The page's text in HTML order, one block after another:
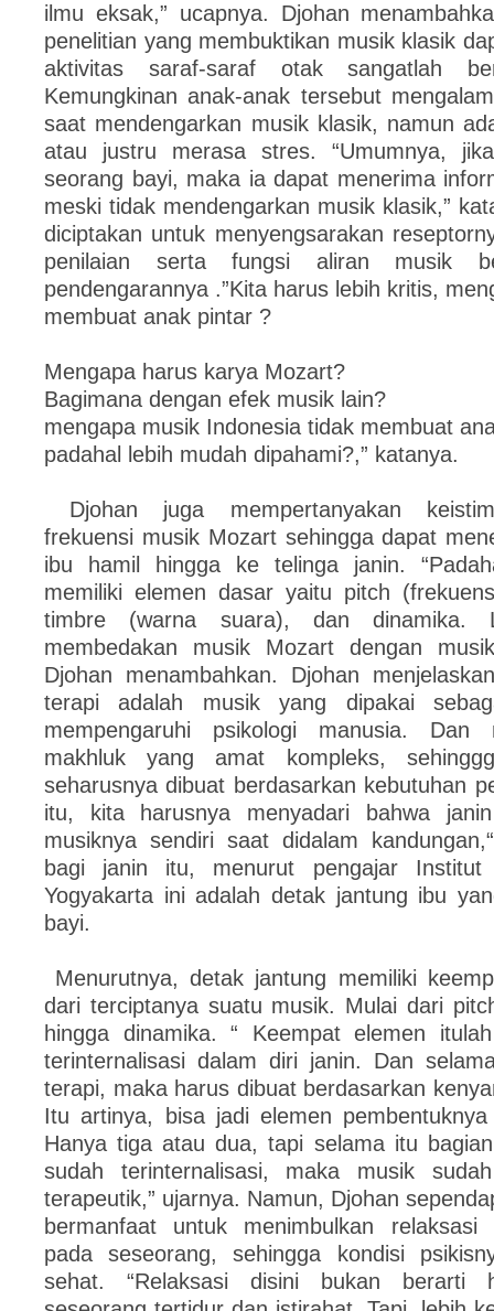
ilmu eksak,” ucapnya. Djohan
penelitian yang membuktikan musik klasik
aktivitas saraf-saraf otak sangatlah
Kemungkinan anak-anak tersebut
saat mendengarkan musik klasik, namun
atau justru merasa stres. “Umumnya,
seorang bayi, maka ia dapat menerima
meski tidak mendengarkan musik klasik,”
diciptakan untuk menyengsarakan
penilaian serta fungsi aliran musik
pendengarannya .”Kita harus lebih kritis,
membuat anak pintar ?
Mengapa harus karya Mozart?
Bagimana dengan efek musik lain?
mengapa musik Indonesia tidak membuat
padahal lebih mudah dipahami?,” katanya.
Djohan juga mempertanyakan
frekuensi musik Mozart sehingga dapat
ibu hamil hingga ke telinga janin.
memiliki elemen dasar yaitu pitch
timbre (warna suara), dan dinamika.
membedakan musik Mozart dengan
Djohan menambahkan. Djohan
terapi adalah musik yang dipakai
mempengaruhi psikologi manusia. Dan
makhluk yang amat kompleks,
seharusnya dibuat berdasarkan kebutuhan
itu, kita harusnya menyadari bahwa
musiknya sendiri saat didalam
bagi janin itu, menurut pengajar Institut
Yogyakarta ini adalah detak jantung ibu
bayi.
Menurutnya, detak jantung memiliki
dari terciptanya suatu musik. Mulai dari
hingga dinamika. “ Keempat elemen
terinternalisasi dalam diri janin. Dan
terapi, maka harus dibuat berdasarkan
Itu artinya, bisa jadi elemen
Hanya tiga atau dua, tapi selama itu
sudah terinternalisasi, maka musik
terapeutik,” ujarnya. Namun, Djohan
bermanfaat untuk menimbulkan relaksasi
pada seseorang, sehingga kondisi
sehat. “Relaksasi disini bukan berarti